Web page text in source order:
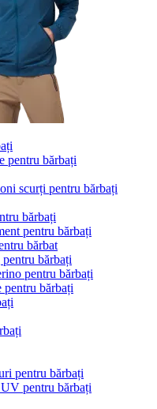
pentru bărbați
scurți pentru bărbați
bărbați
pentru bărbați
bărbat
bărbați
pentru bărbați
pentru bărbați
pentru bărbați
pentru bărbați